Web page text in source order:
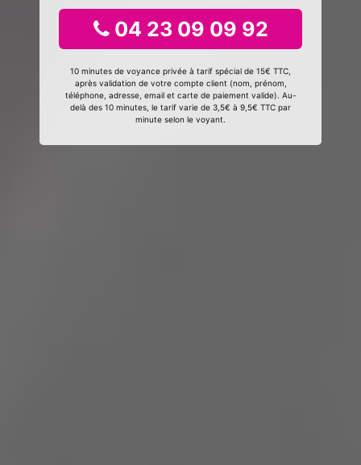
04 23 09 09 92
10 minutes de voyance privée à tarif spécial de 15€ TTC,
après validation de votre compte client (nom, prénom,
téléphone, adresse, email et carte de paiement valide). Au-
delà des 10 minutes, le tarif varie de 3,5€ à 9,5€ TTC par
minute selon le voyant.